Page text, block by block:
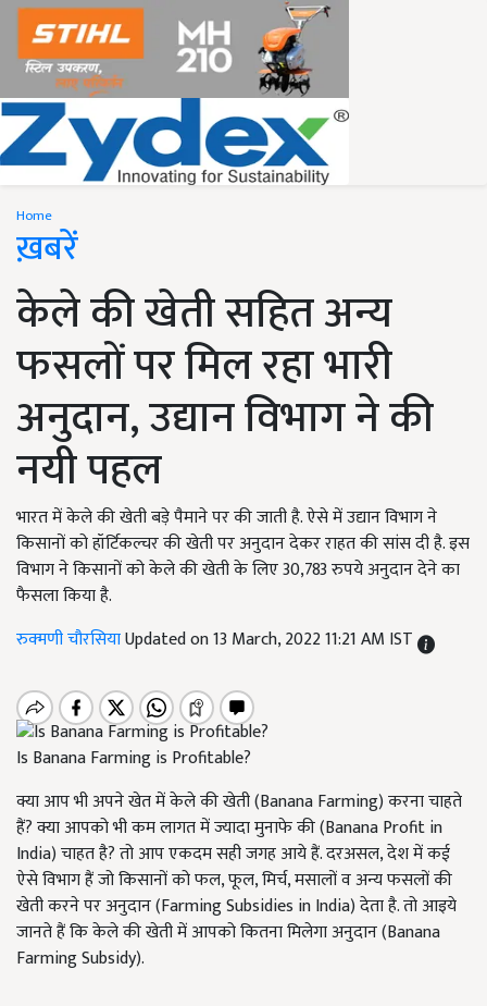
Home
ख़बरें
केले की खेती सहित अन्य
फसलों पर मिल रहा भारी
अनुदान, उद्यान विभाग ने की
नयी पहल
भारत में केले की खेती बड़े पैमाने पर की जाती है. ऐसे में उद्यान विभाग ने
किसानों को हॉर्टिकल्चर की खेती पर अनुदान देकर राहत की सांस दी है. इस
विभाग ने किसानों को केले की खेती के लिए 30,783 रुपये अनुदान देने का
फैसला किया है.
रुक्मणी चौरसियाUpdated on 13 March, 2022 11:21 AM IST
Is Banana Farming is Profitable?
क्या आप भी अपने खेत में केले की खेती (Banana Farming) करना चाहते
हैं? क्या आपको भी कम लागत में ज्यादा मुनाफे की (Banana Profit in
India) चाहत है? तो आप एकदम सही जगह आये हैं. दरअसल, देश में कई
ऐसे विभाग हैं जो किसानों को फल, फूल, मिर्च, मसालों व अन्य फसलों की
खेती करने पर अनुदान (Farming Subsidies in India) देता है. तो आइये
जानते हैं कि केले की खेती में आपको कितना मिलेगा अनुदान (Banana
Farming Subsidy).